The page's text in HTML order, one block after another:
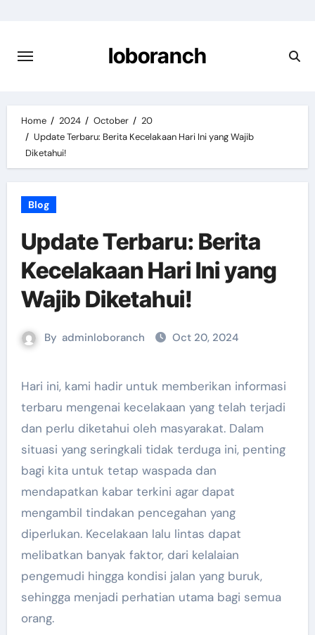
content
loboranch
Home 2024 October
20
Update Terbaru: Berita Kecelakaan Hari Ini yang Wajib
Diketahui!
Blog
Update Terbaru: Berita
Kecelakaan Hari Ini yang
Wajib Diketahui!
By adminloboranch Oct 20, 2024
Hari ini, kami hadir untuk memberikan informasi
terbaru mengenai kecelakaan yang telah terjadi
dan perlu diketahui oleh masyarakat. Dalam
situasi yang seringkali tidak terduga ini, penting
bagi kita untuk tetap waspada dan
mendapatkan kabar terkini agar dapat
mengambil tindakan pencegahan yang
diperlukan. Kecelakaan lalu lintas dapat
melibatkan banyak faktor, dari kelalaian
pengemudi hingga kondisi jalan yang buruk,
sehingga menjadi perhatian utama bagi semua
orang.